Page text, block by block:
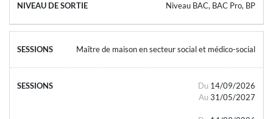
Niveau BAC, BAC Pro, BP
Maître de maison en secteur social et médico-social
Du 14/09/2026
Au 31/05/2027